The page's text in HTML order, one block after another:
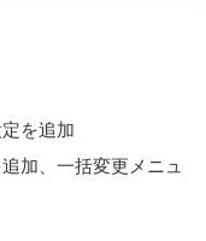
を追加
加、一括変更メニュ